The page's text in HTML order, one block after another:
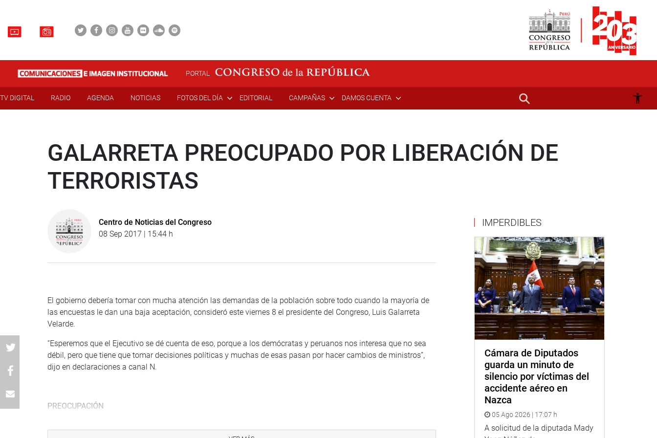
PORTAL
TV DIGITAL RADIO AGENDA NOTICIAS FOTOS DEL DÍA EDITORIAL CAMPAÑAS DAMOS CUENTA
GALARRETA PREOCUPADO POR LIBERACIÓN DE
TERRORISTAS
Centro de Noticias del Congreso
08 Sep 2017 | 15:44 h
El gobierno debería tomar con mucha atención las demandas de la población sobre todo cuando la mayoría de
las encuestas le dan una baja aceptación, consideró este viernes 8 el presidente del Congreso, Luis Galarreta
Velarde.
“Esperemos que el Ejecutivo se dé cuenta de eso, porque a los demócratas y peruanos nos interesa que no sea
débil, pero que tiene que tomar decisiones políticas y muchas de esas pasan por hacer cambios de ministros”,
dijo en declaraciones a canal N.
PREOCUPACIÓN
IMPERDIBLES
Cámara de Diputados
guarda un minuto de
silencio por víctimas del
accidente aéreo en
Nazca
05 Ago 2026 | 17:07 h
A solicitud de la diputada Mady